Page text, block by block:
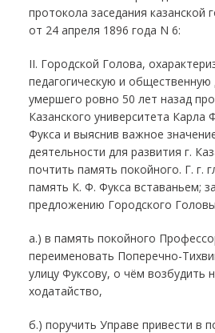
протокола заседания казанской
от 24 апреля 1896 года N 6:
II. Городской Голова,
педагогическую и общественную
умершего ровно 50 лет назад
Казанского университета Карла
Фукса и выяснив важное
деятельности для развития г.
почтить память покойного. Г. г.
память К. Ф. Фукса вставаньем;
предложению Городского
а.) в память покойного
переименовать Поперечно-
улицу Фуксову, о чём возбудить
ходатайство,
б.) поручить Управе привести в